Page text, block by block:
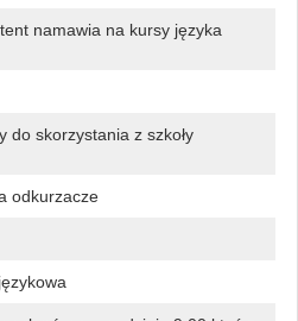
namawia na kursy języka
do skorzystania z szkoły
odkurzacze